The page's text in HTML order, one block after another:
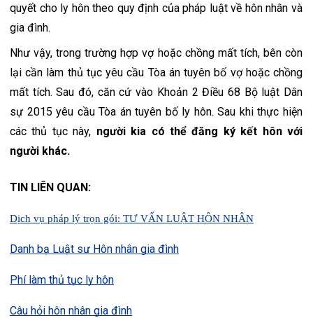
quyết cho ly hôn theo quy định của pháp luật về hôn nhân và
gia đình.
Như vậy, trong trường hợp vợ hoặc chồng mất tích, bên còn
lại cần làm thủ tục yêu cầu Tòa án tuyên bố vợ hoặc chồng
mất tích. Sau đó, căn cứ vào Khoản 2 Điều 68 Bộ luật Dân
sự 2015 yêu cầu Tòa án tuyên bố ly hôn. Sau khi thực hiện
các thủ tục này, người kia có thể đăng ký kết hôn với
người khác.
TIN LIÊN QUAN:
Dịch vụ pháp lý trọn gói: TƯ VẤN LUẬT HÔN NHÂN
Danh bạ Luật sư Hôn nhân gia đình
Phí làm thủ tục ly hôn
Câu hỏi hôn nhân gia đình